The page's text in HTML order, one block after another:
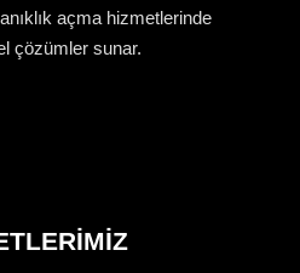
açma hizmetlerinde
çözümler sunar.